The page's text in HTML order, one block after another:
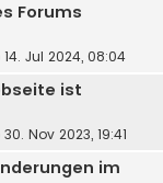
Forums
14. Jul 2024, 08:04
ist
30. Nov 2023, 19:41
im